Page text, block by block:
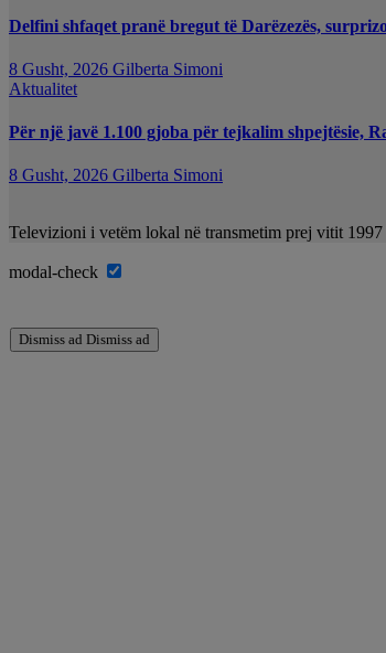
Delfini shfaqet pranë bregut të Darëzezës,
8 Gusht, 2026 Gilberta Simoni
Aktualitet
Për një javë 1.100 gjoba për tejkalim shpejtësie,
8 Gusht, 2026 Gilberta Simoni
Televizioni i vetëm lokal në transmetim prej vitit 1997
modal-check
Dismiss ad Dismiss ad